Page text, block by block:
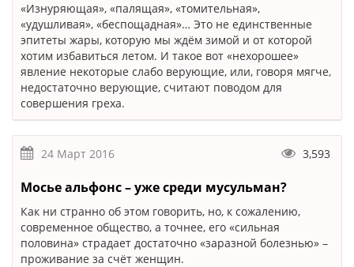
«Изнуряющая», «палящая», «томительная»,
«удушливая», «беспощадная»… Это не единственные
эпитеты жары, которую мы ждём зимой и от которой
хотим избавиться летом. И такое вот «нехорошее»
явление некоторые слабо верующие, или, говоря мягче,
недостаточно верующие, считают поводом для
совершения греха.
24 Март 2016 3,593
Мосье альфонс – уже среди мусульман?
Как ни странно об этом говорить, но, к сожалению,
современное общество, а точнее, его «сильная
половина» страдает достаточно «заразной болезнью» –
проживание за счёт женщин.